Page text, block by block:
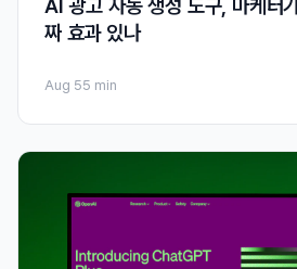
AI 광고 자동 생성 도구, 마케터
짜 효과 있나
Aug 55 min